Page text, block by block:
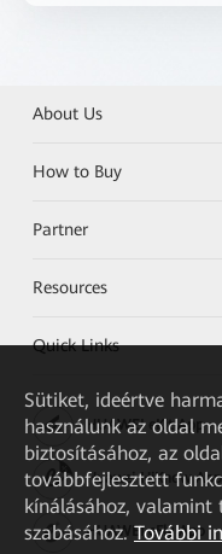
About Us
How to Buy
Partner
Resources
Quick Links
HUAWEI eKit App
Huawei HiKnow App
HUAWEI eFly App
Sütiket, ideértve
használunk az oldal
biztosításához, az
továbbfejlesztett
kínálásához, valamint
szabásához. További